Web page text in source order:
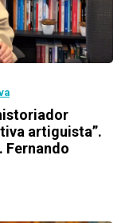
artiguista”.
Fernando